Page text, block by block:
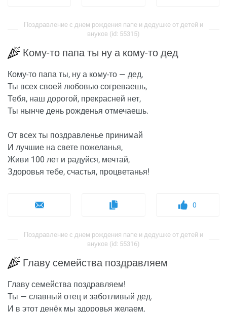
Поздравление с днем рождения папе и дедушке от детей и
внуков (id: 55315)
Кому-то папа ты ну а кому-то дед
Кому-то папа ты, ну а кому-то — дед,
Ты всех своей любовью согреваешь,
Тебя, наш дорогой, прекрасней нет,
Ты нынче день рожденья отмечаешь.
От всех ты поздравленье принимай
И лучшие на свете пожеланья,
Живи 100 лет и радуйся, мечтай,
Здоровья тебе, счастья, процветанья!
0
Поздравление с днем рождения папе и дедушке от детей и
внуков (id: 55316)
Главу семейства поздравляем
Главу семейства поздравляем!
Ты — славный отец и заботливый дед.
И в этот денёк мы здоровья желаем,